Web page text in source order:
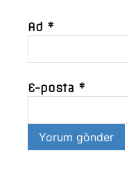
Ad *
E-posta *